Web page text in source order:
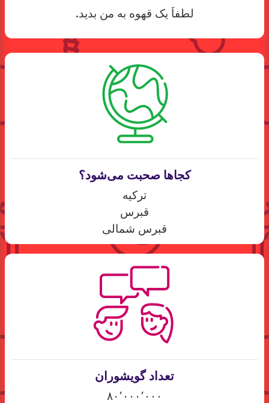
لطفاَ یک قهوه به من بدید.
کجاها صحبت می‌شود؟
ترکیه
قبرس
قبرس شمالی
تعداد گویشوران
۸۰٬۰۰۰٬۰۰۰